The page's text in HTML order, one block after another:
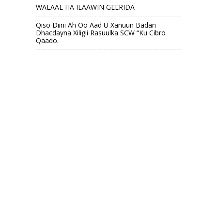
WALAAL HA ILAAWIN GEERIDA
Qiso Diini Ah Oo Aad U Xanuun Badan
Dhacdayna Xiligii Rasuulka SCW “Ku Cibro
Qaado.